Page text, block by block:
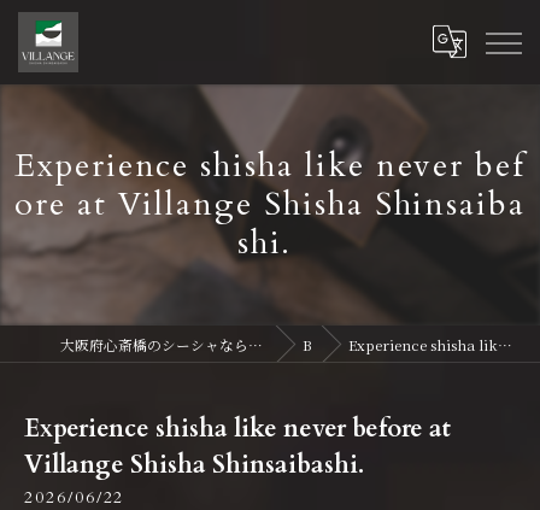
Experience shisha like never bef
ore at Villange Shisha Shinsaiba
shi.
大阪府心斎橋のシーシャならVillange Shisha Shinsaibasi〜ヴィランジュ シーシャ 心斎橋 Blog Experience shisha like never before at Villange Shisha Shinsaibashi.
Experience shisha like never before at
Villange Shisha Shinsaibashi.
2026/06/22